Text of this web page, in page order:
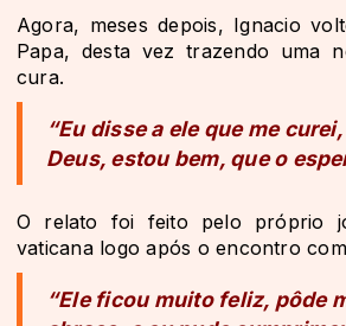
Agora, meses depois, Ignacio
Papa, desta vez trazendo uma
cura.
“Eu disse a ele que me
Deus, estou bem, que o
O relato foi feito pelo próprio
vaticana logo após o encontro
“Ele ficou muito feliz, pôde